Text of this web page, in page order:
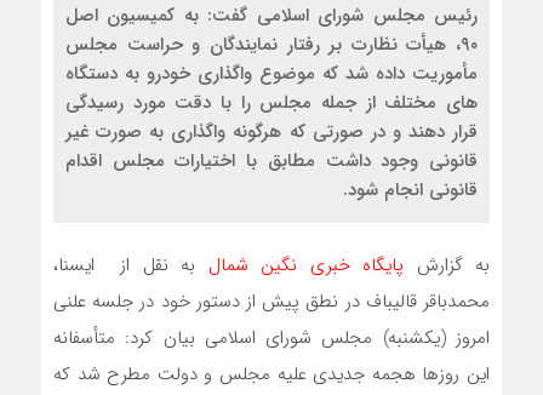
رئیس مجلس شورای اسلامی گفت: به کمیسیون اصل
۹۰، هیأت نظارت بر رفتار نمایندگان و حراست مجلس
مأموریت داده شد که موضوع واگذاری خودرو به دستگاه
های مختلف از جمله مجلس را با دقت مورد رسیدگی
قرار دهند و در صورتی که هرگونه واگذاری به صورت غیر
قانونی وجود داشت مطابق با اختیارات مجلس اقدام
قانونی انجام شود.
به گزارش پایگاه خبری نگین شمال به نقل از ایسنا،
محمدباقر قالیباف در نطق پیش از دستور خود در جلسه علنی
امروز (یکشنبه) مجلس شورای اسلامی بیان کرد: متأسفانه
این روزها هجمه جدیدی علیه مجلس و دولت مطرح شد که